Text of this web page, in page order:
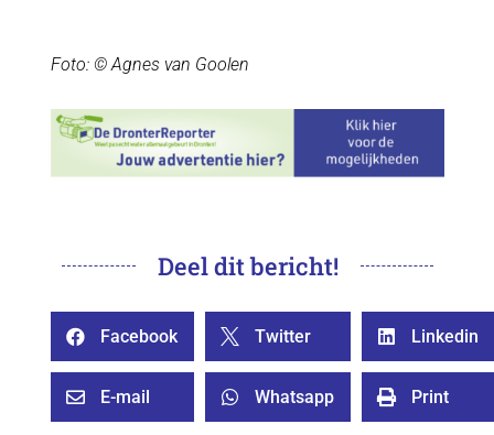
Foto: © Agnes van Goolen
Deel dit bericht!
 Facebook  Twitter  Linkedin
 E-mail  Whatsapp  Print